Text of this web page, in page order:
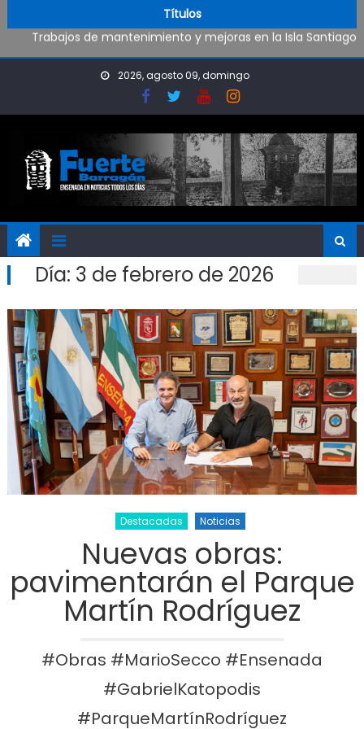
Títulos
Pueblo Nuevo suma boxeo y artes marciales
2026, agosto 09, domingo
Día: 3 de febrero de 2026
Destacadas Noticias
Nuevas obras:
pavimentarán el Parque
Martín Rodríguez
#Obras #MarioSecco #Ensenada
#GabrielKatopodis
#ParqueMartínRodríguez